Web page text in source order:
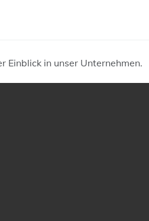
Einblick in unser Unternehmen.